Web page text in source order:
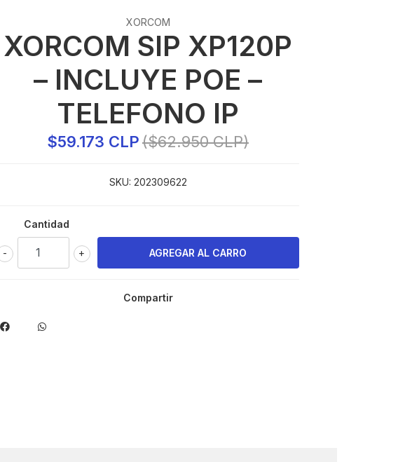
XORCOM
XORCOM SIP XP120P
– INCLUYE POE –
TELEFONO IP
$59.173 CLP($62.950 CLP)
SKU: 202309622
Cantidad
+
-
Compartir